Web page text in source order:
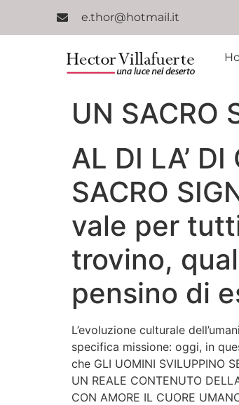
e.thor@hotmail.it
UN SACRO
AL DI LA’
SACRO
vale per
trovino,
pensino di
L’evoluzione culturale
specifica missione: oggi, in
che GLI UOMINI SVILUPPINO
UN REALE CONTENUTO
CON AMORE IL CUORE